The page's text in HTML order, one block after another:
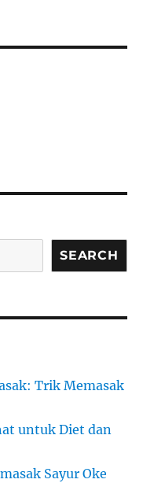
SEARCH
Trik Memasak
untuk Diet dan
Sayur Oke